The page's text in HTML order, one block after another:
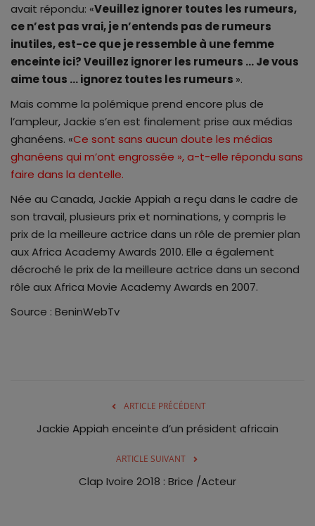
avait répondu: «Veuillez ignorer toutes les rumeurs,
ce n’est pas vrai, je n’entends pas de rumeurs
inutiles, est-ce que je ressemble à une femme
enceinte ici? Veuillez ignorer les rumeurs … Je vous
aime tous … ignorez toutes les rumeurs ».
Mais comme la polémique prend encore plus de
l’ampleur, Jackie s’en est finalement prise aux médias
ghanéens. «Ce sont sans aucun doute les médias
ghanéens qui m’ont engrossée », a-t-elle répondu sans
faire dans la dentelle.
Née au Canada, Jackie Appiah a reçu dans le cadre de
son travail, plusieurs prix et nominations, y compris le
prix de la meilleure actrice dans un rôle de premier plan
aux Africa Academy Awards 2010. Elle a également
décroché le prix de la meilleure actrice dans un second
rôle aux Africa Movie Academy Awards en 2007.
Source : BeninWebTv
ARTICLE PRÉCÉDENT
Jackie Appiah enceinte d’un président africain
ARTICLE SUIVANT
Clap Ivoire 2O18 : Brice /Acteur